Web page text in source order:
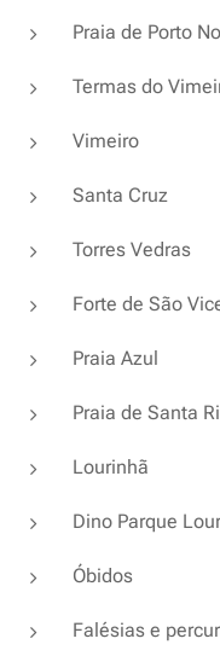
Praia de Porto
Termas do
Vimeiro
Santa Cruz
Torres Vedras
Forte de São
Praia Azul
Praia de Santa
Lourinhã
Dino Parque
Óbidos
Falésias e